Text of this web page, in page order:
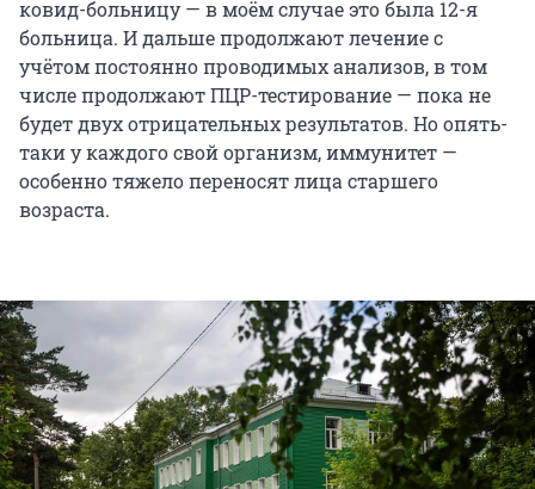
ковид-больницу — в моём случае это была 12-я
больница. И дальше продолжают лечение с
учётом постоянно проводимых анализов, в том
числе продолжают ПЦР-тестирование — пока не
будет двух отрицательных результатов. Но опять-
таки у каждого свой организм, иммунитет —
особенно тяжело переносят лица старшего
возраста.